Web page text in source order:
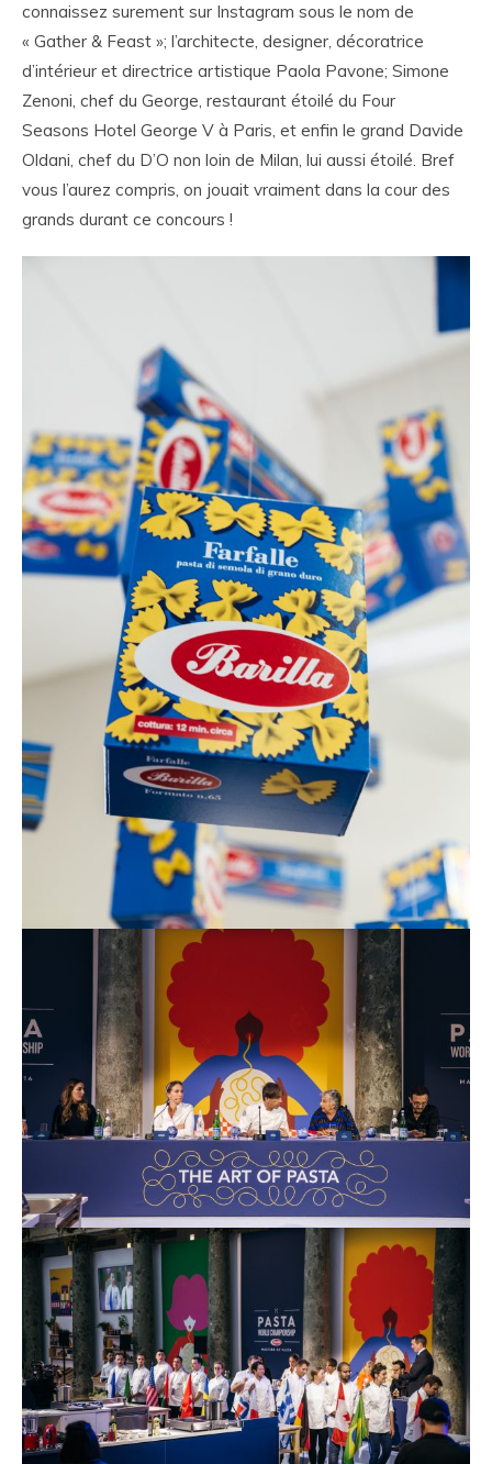
connaissez surement sur Instagram sous le nom de
« Gather & Feast »; l’architecte, designer, décoratrice
d’intérieur et directrice artistique Paola Pavone; Simone
Zenoni, chef du George, restaurant étoilé du Four
Seasons Hotel George V à Paris, et enfin le grand Davide
Oldani, chef du D’O non loin de Milan, lui aussi étoilé. Bref
vous l’aurez compris, on jouait vraiment dans la cour des
grands durant ce concours !